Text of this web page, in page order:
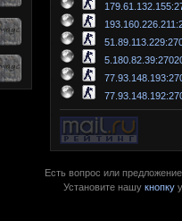
Есть вопрос или
Установите нашукнопку